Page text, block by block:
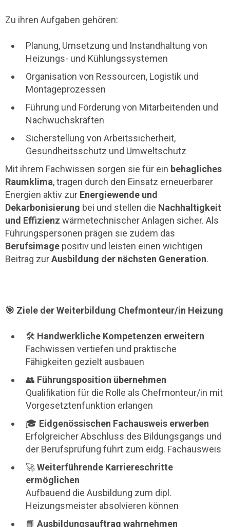
Zu ihren Aufgaben gehören:
Planung, Umsetzung und Instandhaltung von
Heizungs- und Kühlungssystemen
Organisation von Ressourcen, Logistik und
Montageprozessen
Führung und Förderung von Mitarbeitenden und
Nachwuchskräften
Sicherstellung von Arbeitssicherheit,
Gesundheitsschutz und Umweltschutz
Mit ihrem Fachwissen sorgen sie für ein behagliches
Raumklima, tragen durch den Einsatz erneuerbarer
Energien aktiv zur Energiewende und
Dekarbonisierung bei und stellen die Nachhaltigkeit
und Effizienz wärmetechnischer Anlagen sicher. Als
Führungspersonen prägen sie zudem das
Berufsimage positiv und leisten einen wichtigen
Beitrag zurAusbildung der nächsten Generation.
🎯 Ziele der Weiterbildung Chefmonteur/in Heizung
🛠️ Handwerkliche Kompetenzen erweitern
Fachwissen vertiefen und praktische
Fähigkeiten gezielt ausbauen
👥 Führungsposition übernehmen
Qualifikation für die Rolle als Chefmonteur/in mit
Vorgesetztenfunktion erlangen
🎓 Eidgenössischen Fachausweis erwerben
Erfolgreicher Abschluss des Bildungsgangs und
der Berufsprüfung führt zum eidg. Fachausweis
🚀Weiterführende Karriereschritte
ermöglichen
Aufbauend die Ausbildung zum dipl.
Heizungsmeister absolvieren können
📘 Ausbildungsauftrag wahrnehmen